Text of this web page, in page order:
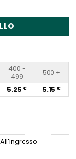
Slide Control
400 -
499
500 +
5.25 € 5.15 €
All'ingrosso